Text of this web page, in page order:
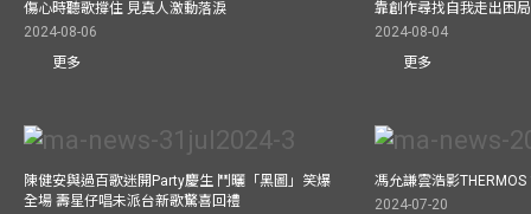
傷心時聽歌撐住 見真人激動落淚
2024-08-06
更多
靠創作尋找自我走出困局
2024-08-04
更多
陳健安與過百歌迷開Party慶生 鬥曬「黑圖」笑爆
全場 壽星仔唱未派台新歌驚喜回禮
馮允謙雲浩影
2024-07-20